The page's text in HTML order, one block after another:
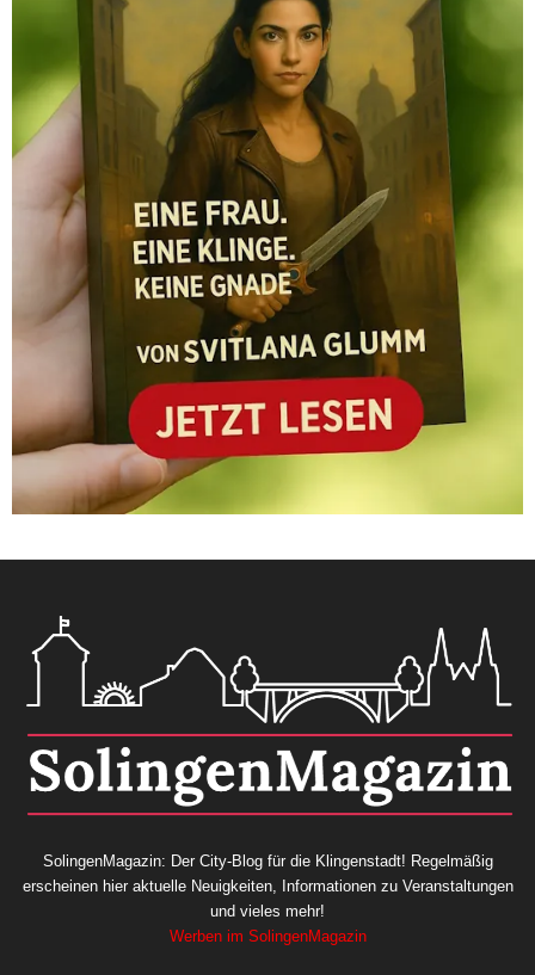
SolingenMagazin: Der City-Blog für die Klingenstadt! Regelmäßig
erscheinen hier aktuelle Neuigkeiten, Informationen zu Veranstaltungen
und vieles mehr!
Werben im SolingenMagazin